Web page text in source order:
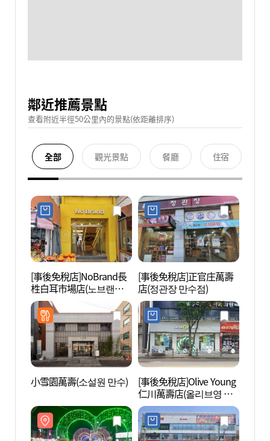
鄰近推薦景點
查看附近半徑50公里內的景點(依距離排序)
全部 觀光景點 餐廳 住宿
[事後免稅店]NoBrand長
栍白耳市場店(노브랜드
장승백이시장점)
[事後免稅店]正官庄萬壽
店(정관장 만수점)
小雪園萬壽(소설원 만수)
[事後免稅店]Olive Young
仁川萬壽店(올리브영 인
천만수점)